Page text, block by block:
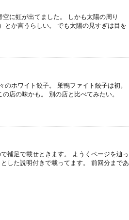
に虹が出てました。 しかも太陽の周り
とか言うらしい。 でも太陽の見すぎは目を
ホワイト餃子。 巣鴨ファイト餃子は初。
店の味かも。 別の店と比べてみたい。
補足で載せときます。 ようくページを辿っ
した説明付きで載ってます。 前回分まであ